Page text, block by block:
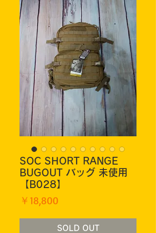
SOC SHORT RANGE
BUGOUT バッグ 未使用
【B028】
￥18,800
SOLD OUT